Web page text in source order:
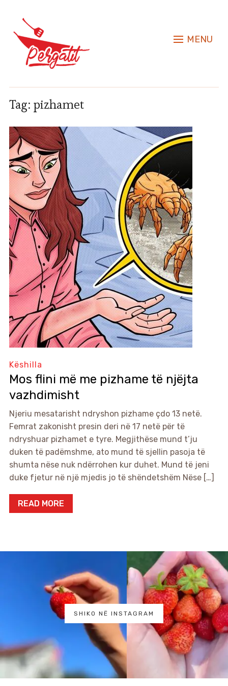
MENU
Tag: pizhamet
Këshilla
Mos flini më me pizhame të njëjta
vazhdimisht
Njeriu mesatarisht ndryshon pizhame çdo 13 netë.
Femrat zakonisht presin deri në 17 netë për të
ndryshuar pizhamet e tyre. Megjithëse mund t’ju
duken të padëmshme, ato mund të sjellin pasoja të
shumta nëse nuk ndërrohen kur duhet. Mund të jeni
duke fjetur në një mjedis jo të shëndetshëm Nëse […]
READ MORE
SHIKO NË INSTAGRAM